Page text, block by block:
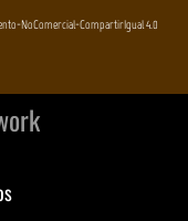
NoComercial-CompartirIgual 4.0